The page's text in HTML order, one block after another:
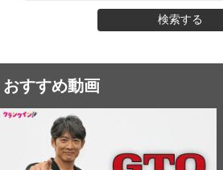
検索する
おすすめ動画